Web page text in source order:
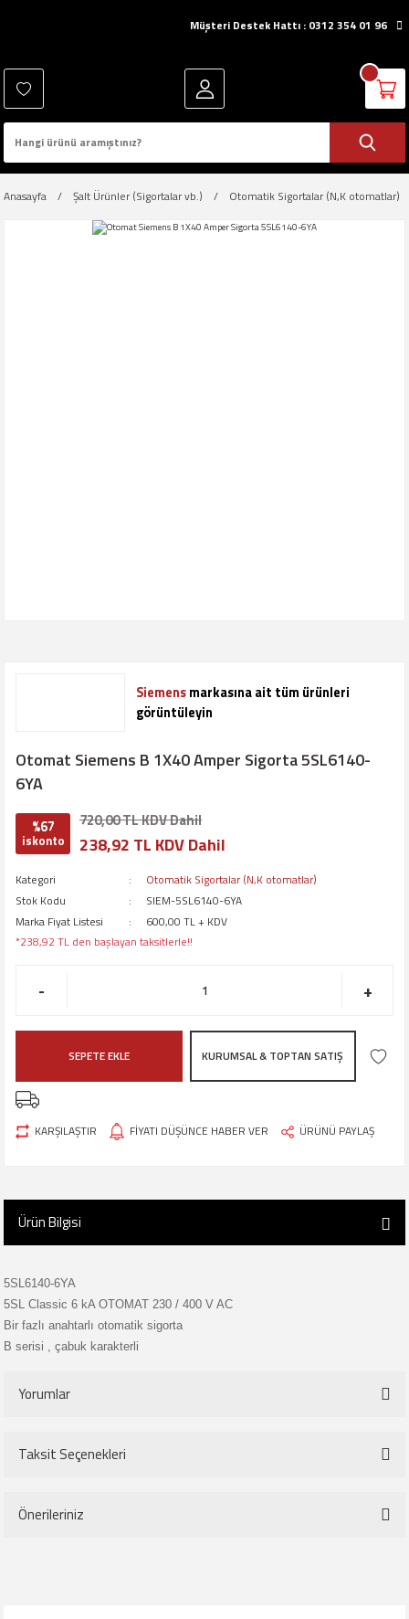
Müşteri Destek Hattı : 0312 354 01 96
Anasayfa Şalt Ürünler (Sigortalar vb.) Otomatik Sigortalar (N,K otomatlar)
Siemensmarkasına ait tüm ürünleri
görüntüleyin
Otomat Siemens B 1X40 Amper Sigorta 5SL6140-
6YA
%67
iskonto
720,00 TL KDV Dahil
238,92 TL KDV Dahil
Kategori
Otomatik Sigortalar (N,K otomatlar)
Stok Kodu
SIEM-5SL6140-6YA
Marka Fiyat Listesi
600,00 TL + KDV
*238,92 TL den başlayan taksitlerle!!
- +
SEPETE EKLE KURUMSAL & TOPTAN SATIŞ
KARŞILAŞTIR FİYATI DÜŞÜNCE HABER VER ÜRÜNÜ PAYLAŞ
Ürün Bilgisi
5SL6140-6YA
5SL Classic 6 kA OTOMAT 230 / 400 V AC
Bir fazlı anahtarlı otomatik sigorta
B serisi , çabuk karakterli
Yorumlar
Taksit Seçenekleri
Önerileriniz